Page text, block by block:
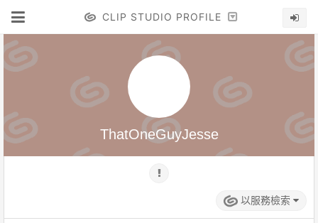
CLIP STUDIO PROFILE
ThatOneGuyJesse
以服務檢索